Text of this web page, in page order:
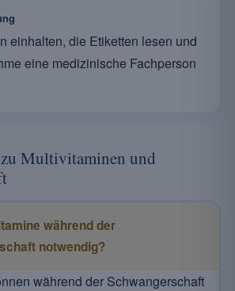
einhalten, die Etiketten lesen und
eine medizinische Fachperson
Multivitaminen und
während der
notwendig?
während der Schwangerschaft